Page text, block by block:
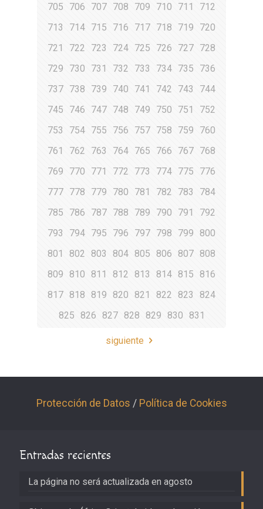
705
706 707 708 709 710 711
712
713
714 715 716 717 718 719
720
721
722 723 724 725 726 727 728
729
730 731 732 733 734 735
736
737 738 739 740 741 742 743
744
745
746 747 748 749 750 751
752
753
754 755 756 757 758 759
760
761
762 763 764 765 766 767 768
769
770 771 772 773 774 775
776
777 778 779 780 781 782 783
784
785
786 787 788 789 790 791
792
793
794 795 796 797 798 799
800
801
802 803 804 805 806 807 808
809
810 811 812 813 814 815
816
817 818 819 820 821 822 823
824
825
826 827 828 829 830 831
siguiente
Protección de Datos / Política de Cookies
Entradas recientes
La página no será actualizada en agosto